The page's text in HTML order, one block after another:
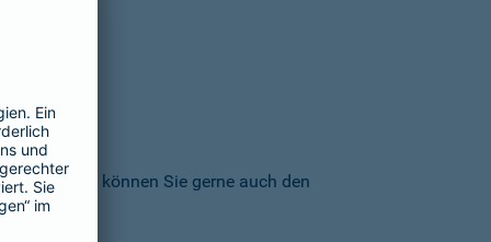
AG können Sie gerne auch den